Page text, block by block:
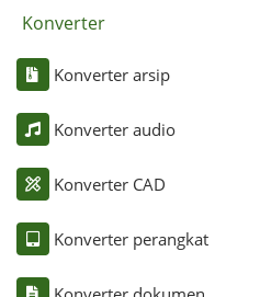
Konverter
Konverter arsip
Konverter audio
Konverter CAD
Konverter perangkat